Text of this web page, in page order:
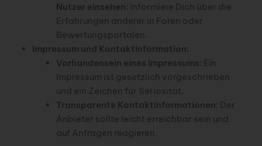
Nutzer einsehen : Informiere Dich über die
Erfahrungen anderer in Foren oder
Bewertungsportalen.
Impressum und Kontaktinformation
Vorhandensein eines Impressums : Ein
Impressum ist gesetzlich vorgeschrieben
und ein Zeichen für Seriosität.
Transparente Kontaktinformationen : Der
Anbieter sollte leicht erreichbar sein und
auf Anfragen reagieren.